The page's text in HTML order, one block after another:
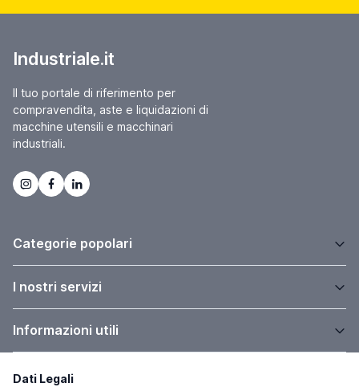
Industriale.it
Il tuo portale di riferimento per
compravendita, aste e liquidazioni di
macchine utensili e macchinari
industriali.
Categorie popolari
I nostri servizi
Informazioni utili
Dati Legali